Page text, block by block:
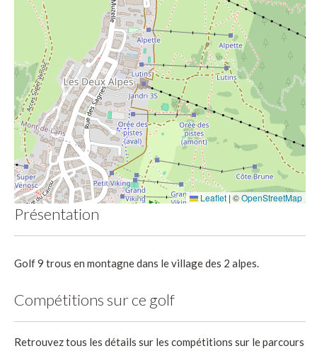
Leaflet | ©OpenStreetMap
Présentation
Golf 9 trous en montagne dans le village des 2 alpes.
Compétitions sur ce golf
Retrouvez tous les détails sur les compétitions sur le parcours